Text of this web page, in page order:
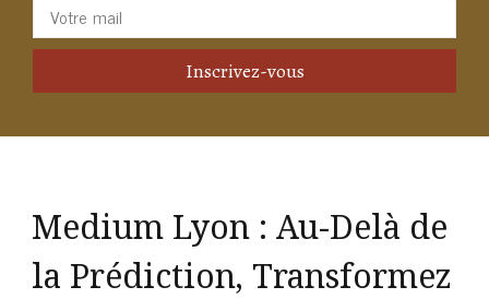
Medium Lyon : Au-Delà de
la Prédiction, Transformez